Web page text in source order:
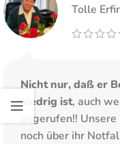
Tolle
Nicht nur, daß er
niedrig ist, auch
angerufen!!
noch über ihr